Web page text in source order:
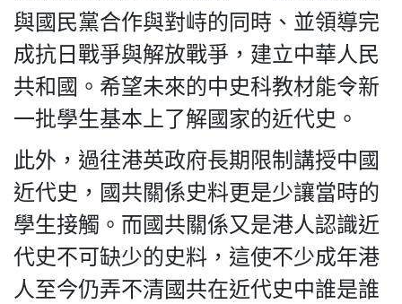
與國民黨合作與對峙的同時、並領導完
成抗日戰爭與解放戰爭，建立中華人民
共和國。希望未來的中史科教材能令新
一批學生基本上了解國家的近代史。
此外，過往港英政府長期限制講授中國
近代史，國共關係史料更是少讓當時的
學生接觸。而國共關係又是港人認識近
代史不可缺少的史料，這使不少成年港
人至今仍弄不清國共在近代史中誰是誰